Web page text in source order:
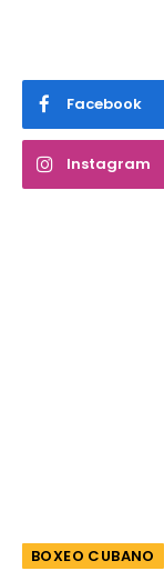
Facebook
Instagram
BOXEO CUBANO